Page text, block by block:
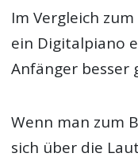
Im Vergleich
ein Digitalpiano
Anfänger besser
Wenn man zum
sich über die